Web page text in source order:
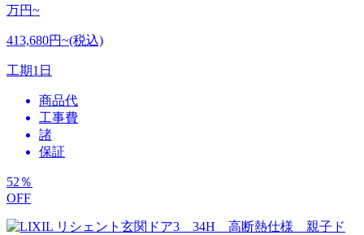
万円~
413,680円~(税込)
工期1日
商品代
工事費
諸
保証
52 ％
OFF